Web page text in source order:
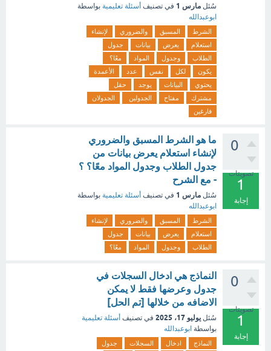
سُئل مارس 1 في تصنيف أسئلة تعليمية بواسطة
ابوعبدالله
الشرط المسبق والضروري
لإنشاء
استعلام
يعرض بيانات
جدول
الطلاب
وجدول المواد
معًا؟
يكون
لكل نفس عدد
الأعمدة
يحتوي
البيانات يوجد
حقل
مشترك
مفتاح الجدولين
الجدولان
فارغين
0
تصويتات
1
إجابة
ما هو الشرط المسبق والضروري
لإنشاء استعلام يعرض بيانات من
جدول الطلاب وجدول المواد معًا؟ ؟
- مع الشرح
سُئل مارس 1 في تصنيف أسئلة تعليمية بواسطة
ابوعبدالله
الشرط المسبق والضروري
لإنشاء
استعلام
يعرض بيانات
جدول
الطلاب
وجدول المواد معًا؟
0
تصويتات
1
إجابة
النماذج هي ادخال السجلات في
جدول وعرضها فقط لا يمكن
الاضافه من خلالها [تم الحل]
سُئل يوليو 17، 2025 في تصنيف أسئلة تعليمية
بواسطة ابوعبدالله
النماذج ادخال السجلات جدول